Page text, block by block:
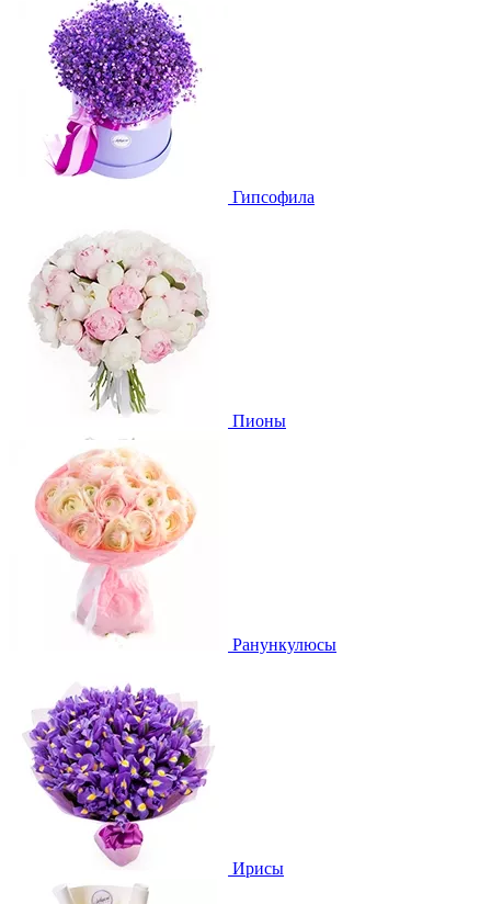
Гипсофила
Пионы
Ранункулюсы
Ирисы